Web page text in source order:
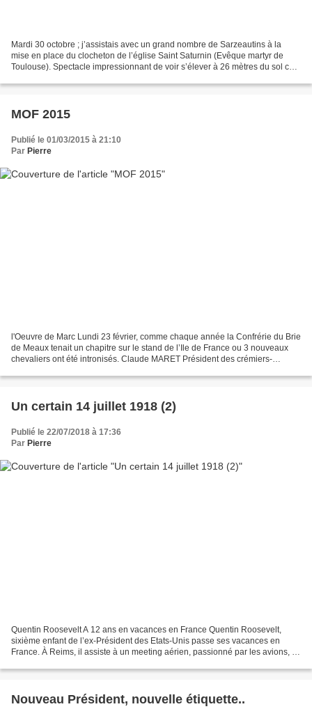
Mardi 30 octobre ; j’assistais avec un grand nombre de Sarzeautins à la
mise en place du clocheton de l’église Saint Saturnin (Evêque martyr de
Toulouse). Spectacle impressionnant de voir s’élever à 26 mètres du sol ce
MOF 2015
Publié le 01/03/2015 à 21:10
Par Pierre
l'Oeuvre de Marc Lundi 23 février, comme chaque année la Confrérie du Brie
de Meaux tenait un chapitre sur le stand de l’Ile de France ou 3 nouveaux
chevaliers ont été intronisés. Claude MARET Président des crémiers-
Un certain 14 juillet 1918 (2)
Publié le 22/07/2018 à 17:36
Par Pierre
Quentin Roosevelt A 12 ans en vacances en France Quentin Roosevelt,
sixième enfant de l’ex-Président des Etats-Unis passe ses vacances en
France. À Reims, il assiste à un meeting aérien, passionné par les avions, il
Nouveau Président, nouvelle étiquette..